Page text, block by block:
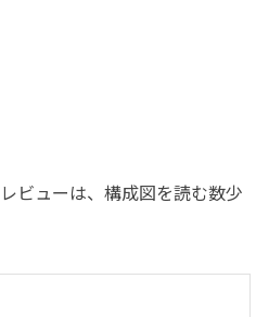
ビューは、構成図を読む数少